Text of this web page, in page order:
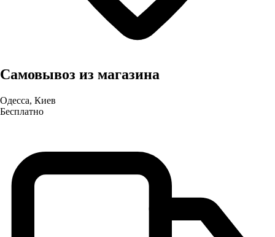
Самовывоз из магазина
Одесса, Киев
Бесплатно